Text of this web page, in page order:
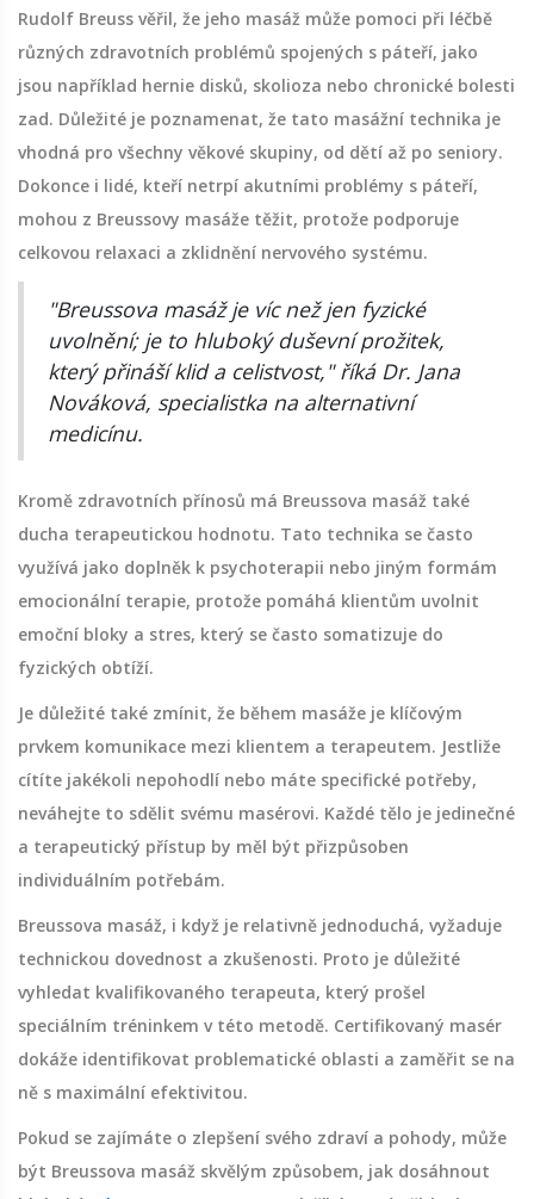
Rudolf Breuss věřil, že jeho masáž může pomoci při léčbě
různých zdravotních problémů spojených s páteří, jako
jsou například hernie disků, skolioza nebo chronické bolesti
zad. Důležité je poznamenat, že tato masážní technika je
vhodná pro všechny věkové skupiny, od dětí až po seniory.
Dokonce i lidé, kteří netrpí akutními problémy s páteří,
mohou z Breussovy masáže těžit, protože podporuje
celkovou relaxaci a zklidnění nervového systému.
"Breussova masáž je víc než jen fyzické
uvolnění; je to hluboký duševní prožitek,
který přináší klid a celistvost," říká Dr. Jana
Nováková, specialistka na alternativní
medicínu.
Kromě zdravotních přínosů má Breussova masáž také
ducha terapeutickou hodnotu. Tato technika se často
využívá jako doplněk k psychoterapii nebo jiným formám
emocionální terapie, protože pomáhá klientům uvolnit
emoční bloky a stres, který se často somatizuje do
fyzických obtíží.
Je důležité také zmínit, že během masáže je klíčovým
prvkem komunikace mezi klientem a terapeutem. Jestliže
cítíte jakékoli nepohodlí nebo máte specifické potřeby,
neváhejte to sdělit svému masérovi. Každé tělo je jedinečné
a terapeutický přístup by měl být přizpůsoben
individuálním potřebám.
Breussova masáž, i když je relativně jednoduchá, vyžaduje
technickou dovednost a zkušenosti. Proto je důležité
vyhledat kvalifikovaného terapeuta, který prošel
speciálním tréninkem v této metodě. Certifikovaný masér
dokáže identifikovat problematické oblasti a zaměřit se na
ně s maximální efektivitou.
Pokud se zajímáte o zlepšení svého zdraví a pohody, může
být Breussova masáž skvělým způsobem, jak dosáhnout